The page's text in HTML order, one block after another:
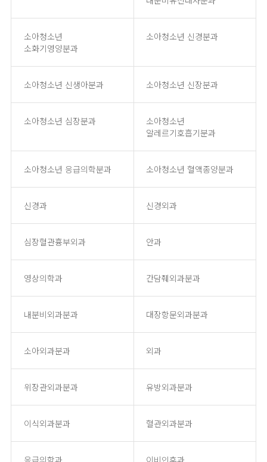
소아청소년
소화기영양분과
소아청소년 신경분과
소아청소년 신생아분과 소아청소년 신장분과
소아청소년 심장분과
소아청소년
알레르기호흡기분과
소아청소년 응급의학분과 소아청소년 혈액종양분과
신경과 신경외과
심장혈관흉부외과 안과
영상의학과 간담췌외과분과
내분비외과분과 대장항문외과분과
소아외과분과 외과
위장관외과분과 유방외과분과
이식외과분과 혈관외과분과
응급의학과 이비인후과